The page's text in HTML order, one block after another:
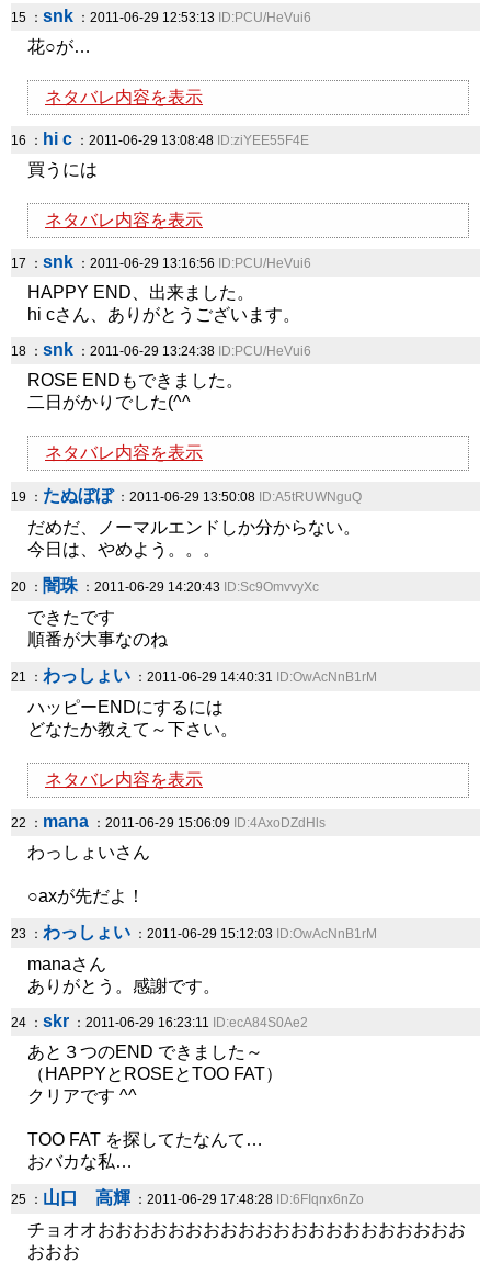
15 ： snk ：2011-06-29 12:53:13 ID:PCU/HeVui6
花○が…
ネタバレ内容を表示
16 ： hi c ：2011-06-29 13:08:48 ID:ziYEE55F4E
買うには
ネタバレ内容を表示
17 ： snk ：2011-06-29 13:16:56 ID:PCU/HeVui6
HAPPY END、出来ました。
hi cさん、ありがとうございます。
18 ： snk ：2011-06-29 13:24:38 ID:PCU/HeVui6
ROSE ENDもできました。
二日がかりでした(^^ゞ
ネタバレ内容を表示
19 ： たぬぼぼ ：2011-06-29 13:50:08 ID:A5tRUWNguQ
だめだ、ノーマルエンドしか分からない。
今日は、やめよう。。。
20 ： 闇珠：2011-06-29 14:20:43 ID:Sc9OmvvyXc
できたです
順番が大事なのね
21 ： わっしょい ：2011-06-29 14:40:31 ID:OwAcNnB1rM
ハッピーENDにするには
どなたか教えて～下さい。
ネタバレ内容を表示
22 ： mana ：2011-06-29 15:06:09 ID:4AxoDZdHls
わっしょいさん
○axが先だよ！
23 ： わっしょい ：2011-06-29 15:12:03 ID:OwAcNnB1rM
manaさん
ありがとう。感謝です。
24 ： skr ：2011-06-29 16:23:11 ID:ecA84S0Ae2
あと３つのEND できました～
（HAPPYとROSEとTOO FAT）
クリアです ^^
TOO FAT を探してたなんて…
おバカな私…
25 ： 山口 高輝 ：2011-06-29 17:48:28 ID:6FIqnx6nZo
チョオオおおおおおおおおおおおおおおおおおおおおお
おおお